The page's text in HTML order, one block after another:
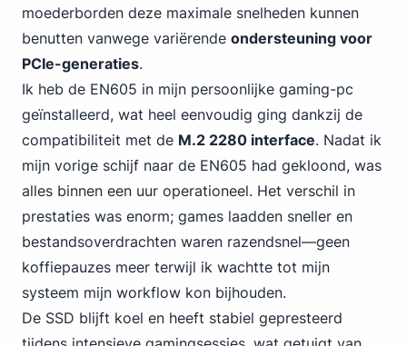
moederborden deze maximale snelheden kunnen
benutten vanwege variërende ondersteuning voor
PCIe-generaties.
Ik heb de EN605 in mijn persoonlijke gaming-pc
geïnstalleerd, wat heel eenvoudig ging dankzij de
compatibiliteit met de M.2 2280 interface. Nadat ik
mijn vorige schijf naar de EN605 had gekloond, was
alles binnen een uur operationeel. Het verschil in
prestaties was enorm; games laadden sneller en
bestandsoverdrachten waren razendsnel—geen
koffiepauzes meer terwijl ik wachtte tot mijn
systeem mijn workflow kon bijhouden.
De SSD blijft koel en heeft stabiel gepresteerd